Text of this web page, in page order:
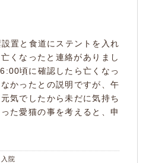
置と食道にステントを入れ
くなったと連絡がありまし
頃に確認したら亡くなっ
かったとの説明ですが、午
気でしたから未だに気持ち
た愛猫の事を考えると、申
入院